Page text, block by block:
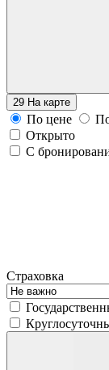
29 На карте
По цене
Открыто
С
Страховка